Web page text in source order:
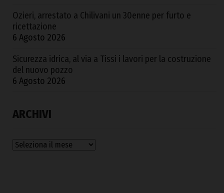
Ozieri, arrestato a Chilivani un 30enne per furto e
ricettazione
6 Agosto 2026
Sicurezza idrica, al via a Tissi i lavori per la costruzione
del nuovo pozzo
6 Agosto 2026
ARCHIVI
Archivi